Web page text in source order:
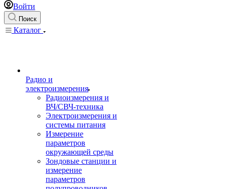
Войти
Поиск
Каталог
Радио и
электроизмерения
Радиоизмерения и
ВЧ/СВЧ-техника
Электроизмерения и
системы питания
Измерение
параметров
окружающей среды
Зондовые станции и
измерение
параметров